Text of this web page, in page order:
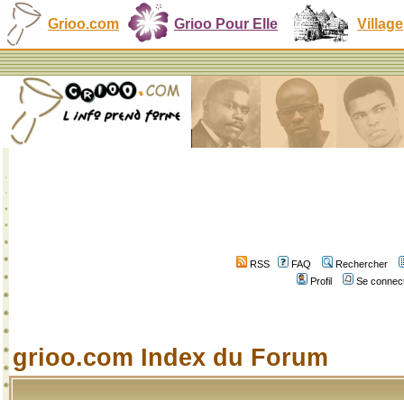
Grioo.com Grioo Pour Elle Village
RSS FAQ
Rechercher
Profil
Se
grioo.com Index du Forum